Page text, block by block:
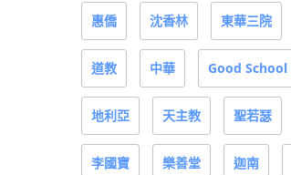
惠僑 沈香林 東華三院
道教 中華 Good School
地利亞 天主教 聖若瑟
李國寶 樂善堂 迦南